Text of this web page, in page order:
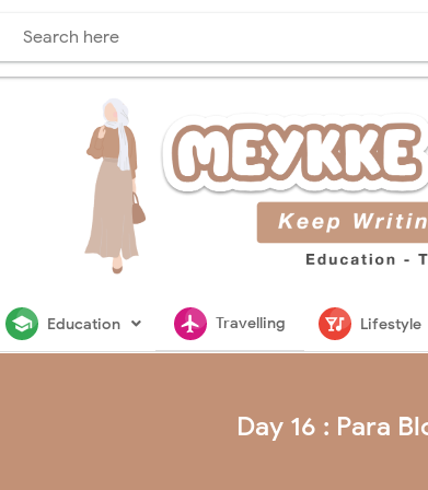
school Education flightsmodeTravelling nightlife Lifestyle
Day 16 : Para